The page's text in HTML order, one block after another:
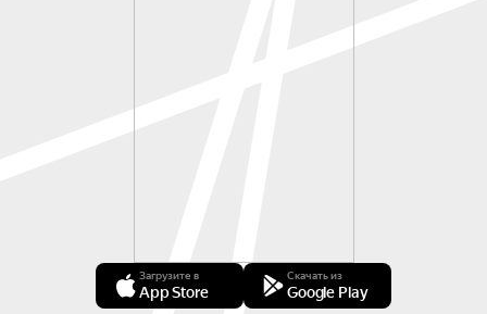
Загрузите в
App Store
Скачать из
Google Play